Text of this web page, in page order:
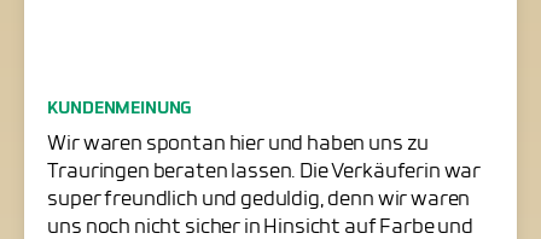
Freundliche Trauringschmiede
in Paderborn
KUNDENMEINUNG
Wir waren spontan hier und haben uns zu
Trauringen beraten lassen. Die Verkäuferin war
super freundlich und geduldig, denn wir waren
uns noch nicht sicher in Hinsicht auf Farbe und